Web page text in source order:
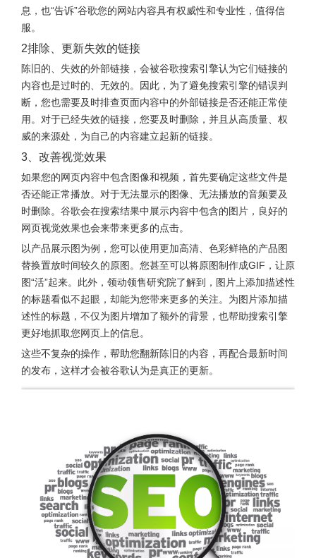
息，也“告诉”谷歌您的网站内容具有权威性和专业性，值得信
服。
2排除、更新失效的链接
陈旧的、失效的外部链接，会被谷歌搜索引擎认为它们链接的
内容也是过时的、无效的。因此，为了避免搜索引擎的错误判
断，您也需要及时排查页面内容中的外部链接是否还能正常使
用。对于已经失效的链接，您要及时删除，并且从高质量、权
威的来源处，为自己的内容建立起新的链接。
3、改善视觉效果
如果您的网页内容中包含图像和视频，首先要确定这些文件是
否还能正常播放。对于无法显示的图像、无法播放的音频要及
时删除。谷歌会在搜索结果中展示内容中包含的图片，良好的
网页视觉效果也会来带来更多的点击。
以产品展示图为例，您可以使用更加高清、色彩鲜艳的产品图
替换置放时间较久的原图。您甚至可以将原图制作成GIF，让原
图“活”起来。此外，领动领售研究院了解到，图片上添加描述性
的标题看似不起眼，却能为您带来更多的关注。为图片添加描
述性的标题，不仅为图片增加了额外的背景，也帮助搜索引擎
更好地抓取您网页上的信息。
这些不复杂的操作，帮助您翻新陈旧的内容，再配合最新时间
的发布，这样才会被谷歌认为是真正的更新。